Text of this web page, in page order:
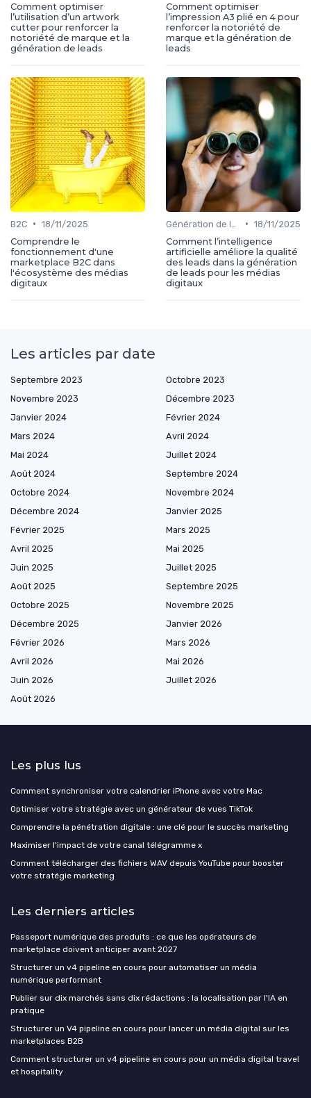
Comment optimiser
l’utilisation d’un artwork
cutter pour renforcer la
notoriété de marque et la
génération de leads
Comment optimiser
l’impression A3 plié en 4 pour
renforcer la notoriété de
marque et la génération de
leads
B2C • 18/11/2025
Comprendre le
fonctionnement d'une
marketplace B2C dans
l'écosystème des médias
digitaux
• 18/11/2025
Comment l’intelligence
artificielle améliore la qualité
des leads dans la génération
de leads pour les médias
digitaux
Les articles par date
Septembre 2023
Octobre 2023
Novembre 2023
Décembre 2023
Janvier 2024
Février 2024
Mars 2024
Avril 2024
Mai 2024
Juillet 2024
Août 2024
Septembre 2024
Octobre 2024
Novembre 2024
Décembre 2024
Janvier 2025
Février 2025
Mars 2025
Avril 2025
Mai 2025
Juin 2025
Juillet 2025
Août 2025
Septembre 2025
Octobre 2025
Novembre 2025
Décembre 2025
Janvier 2026
Février 2026
Mars 2026
Avril 2026
Mai 2026
Juin 2026
Juillet 2026
Août 2026
Les plus lus
Comment synchroniser votre calendrier iPhone avec votre Mac
Optimiser votre stratégie avec un générateur de vues TikTok
Comprendre la pénétration digitale : une clé pour le succès marketing
Maximiser l'impact de votre canal télégramme x
Comment télécharger des fichiers WAV depuis YouTube pour booster
votre stratégie marketing
Les derniers articles
Passeport numérique des produits : ce que les opérateurs de
marketplace doivent anticiper avant 2027
Structurer un v4 pipeline en cours pour automatiser un média
numérique performant
Publier sur dix marchés sans dix rédactions : la localisation par l'IA en
pratique
Structurer un V4 pipeline en cours pour lancer un média digital sur les
marketplaces B2B
Comment structurer un v4 pipeline en cours pour un média digital travel
et hospitality